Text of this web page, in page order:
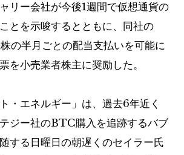
リー会社が今後1週間で仮想通貨の
とを示唆するとともに、同社の
の半月ごとの配当支払いを可能に
を小売業者株主に奨励した。
・エネルギー」は、過去6年近く
ジー社のBTC購入を追跡するバブ
する日曜日の朝遅くのセイラー氏